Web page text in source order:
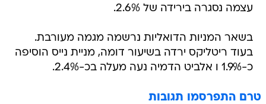
עצמה נסגרה בירידה של 2.6%.
בשאר המניות הדואליות נרשמה מגמה מעורבת.
בעוד ריטליקס ירדה בשיעור דומה, מניית נייס הוסיפה
כ-1.9% ו אלביט הדמיה נעה מעלה בכ-2.4%.
טרם התפרסמו תגובות